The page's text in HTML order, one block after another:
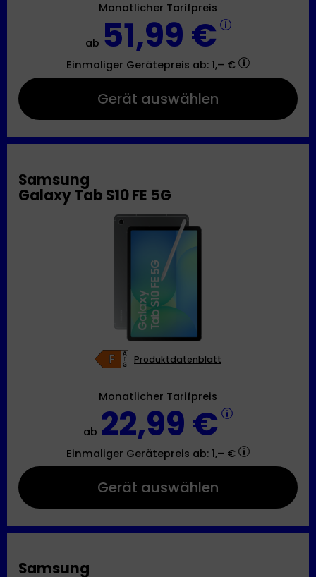
Monatlicher Tarifpreis
ab 51,99 €
Einmaliger Gerätepreis ab: 1,– €
Gerät auswählen
Samsung
Galaxy Tab S10 FE 5G
Produktdatenblatt
Monatlicher Tarifpreis
ab 22,99 €
Einmaliger Gerätepreis ab: 1,– €
Gerät auswählen
Samsung